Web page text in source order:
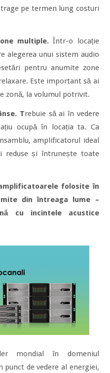
pe termen lung costuri
multiple. Într-o locație
alegerea unui sistem audio
pentru anumite zone
Este important să ai
zonă, la volumul potrivit.
Trebuie să ai în vedere
ocupă în locația ta. Ca
amplificatorul ideal
reduse și întrunește toate
folosite în
din întreaga lume –
cu incintele acustice
mondial în domeniul
de vedere al energiei,